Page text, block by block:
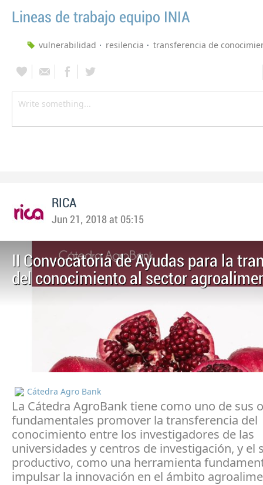
Lineas de trabajo equipo INIA
vulnerabilidad resilencia transferencia de
RICA
Jun 21, 2018 at 05:15
II Convocatoria de Ayudas para la
del conocimiento al sector
Cátedra Agro Bank
La Cátedra AgroBank tiene como uno de sus
fundamentales promover la transferencia del
conocimiento entre los investigadores de las
universidades y centros de investigación, y el
productivo, como una herramienta
impulsar la innovación en el ámbito